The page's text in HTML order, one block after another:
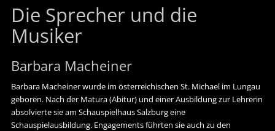
Die Sprecher und die
Musiker
Barbara Macheiner
Barbara Macheiner wurde im österreichischen St. Michael im Lungau
geboren. Nach der Matura (Abitur) und einer Ausbildung zur Lehrerin
absolvierte sie am Schauspielhaus Salzburg eine
Schauspielausbildung. Engagements führten sie auch zu den